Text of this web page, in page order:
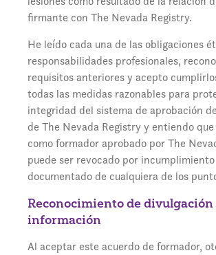
firmante con The Nevada Registry.
He leído cada una de las obligaciones
responsabilidades profesionales,
requisitos anteriores y acepto
todas las medidas razonables para
integridad del sistema de aprobación
de The Nevada Registry y entiendo
como formador aprobado por The
puede ser revocado por incumplimiento
documentado de cualquiera de los
Reconocimiento de divulgación
información
Al aceptar este acuerdo de formador,